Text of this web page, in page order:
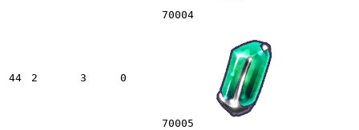
70004
44 2 3 0
70005